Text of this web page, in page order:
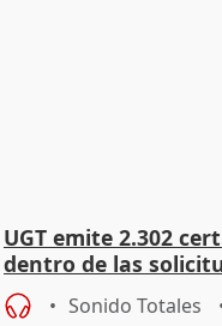
UGT emite 2.302
dentro de las
Sonido Totales